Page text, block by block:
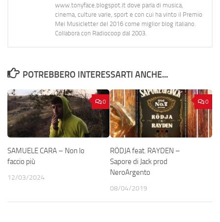
www.tonyface.blogspot.it dove parla di musica,
cinema, culture varie, sport e con cui ha vinto il Premio
Mei Musicletter del 2016 come miglior blog italiano.
Collabora con Radiocoop dal 2003.
POTREBBERO INTERESSARTI ANCHE...
0
SAMUELE CARA – Non lo
faccio più
12/03/2024
0
RÖDJA feat. RAYDEN –
Sapore di Jack prod
NeroArgento
08/04/2019